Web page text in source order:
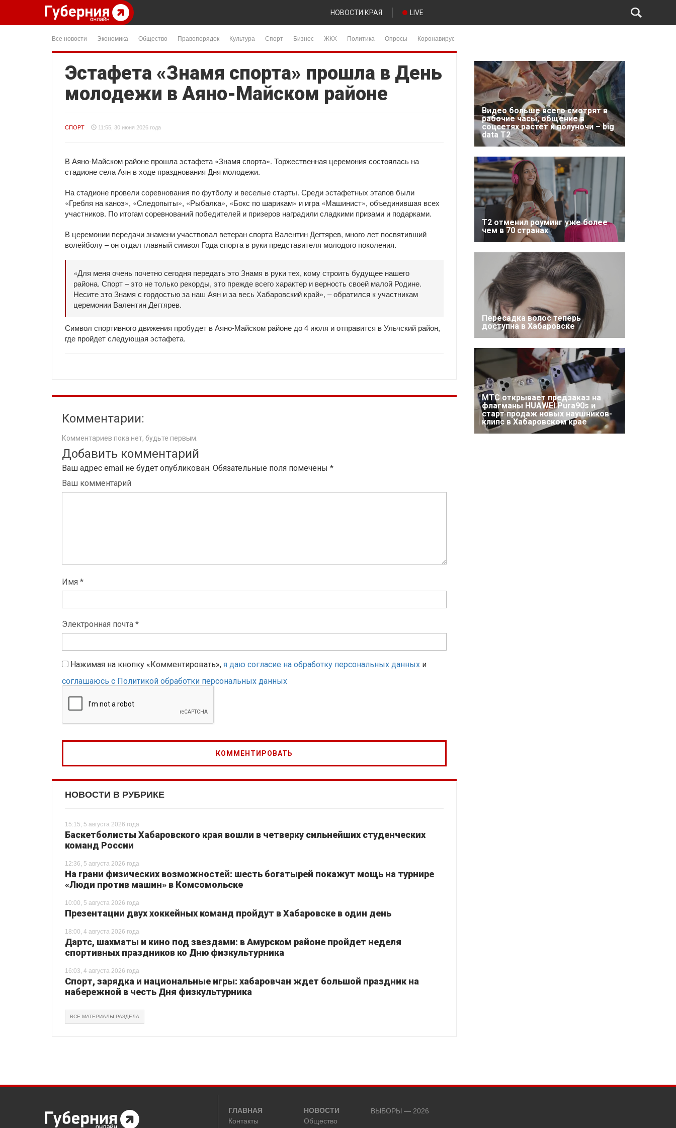
НОВОСТИ КРАЯ LIVE
Все новости Экономика Общество Правопорядок Культура Спорт Бизнес ЖКХ Политика Опросы Коронавирус
Эстафета «Знамя спорта» прошла в День
молодежи в Аяно-Майском районе
СПОРТ 11:55, 30 июня 2026 года
В Аяно-Майском районе прошла эстафета «Знамя спорта». Торжественная церемония состоялась на
стадионе села Аян в ходе празднования Дня молодежи.
На стадионе провели соревнования по футболу и веселые старты. Среди эстафетных этапов были
«Гребля на каноэ», «Следопыты», «Рыбалка», «Бокс по шарикам» и игра «Машинист», объединившая всех
участников. По итогам соревнований победителей и призеров наградили сладкими призами и подарками.
В церемонии передачи знамени участвовал ветеран спорта Валентин Дегтярев, много лет посвятивший
волейболу – он отдал главный символ Года спорта в руки представителя молодого поколения.
«Для меня очень почетно сегодня передать это Знамя в руки тех, кому строить будущее нашего
района. Спорт – это не только рекорды, это прежде всего характер и верность своей малой Родине.
Несите это Знамя с гордостью за наш Аян и за весь Хабаровский край», – обратился к участникам
церемонии Валентин Дегтярев.
Символ спортивного движения пробудет в Аяно-Майском районе до 4 июля и отправится в Ульчский район,
где пройдет следующая эстафета.
Комментарии:
Комментариев пока нет, будьте первым.
Добавить комментарий
Ваш адрес email не будет опубликован. Обязательные поля помечены *
Ваш комментарий
Имя *
Электронная почта *
Нажимая на кнопку «Комментировать», я даю согласие на обработку персональных данных и
соглашаюсь с Политикой обработки персональных данных
НОВОСТИ В РУБРИКЕ
15:15, 5 августа 2026 года
Баскетболисты Хабаровского края вошли в четверку сильнейших студенческих
команд России
12:36, 5 августа 2026 года
На грани физических возможностей: шесть богатырей покажут мощь на турнире
«Люди против машин» в Комсомольске
10:00, 5 августа 2026 года
Презентации двух хоккейных команд пройдут в Хабаровске в один день
18:00, 4 августа 2026 года
Дартс, шахматы и кино под звездами: в Амурском районе пройдет неделя
спортивных праздников ко Дню физкультурника
16:03, 4 августа 2026 года
Спорт, зарядка и национальные игры: хабаровчан ждет большой праздник на
набережной в честь Дня физкультурника
ВСЕ МАТЕРИАЛЫ РАЗДЕЛА
Видео больше всего смотрят в
рабочие часы, общение в
соцсетях растет к полуночи – big
data T2
Т2 отменил роуминг уже более
чем в 70 странах
Пересадка волос теперь
доступна в Хабаровске
МТС открывает предзаказ на
флагманы HUAWEI Pura90s и
старт продаж новых наушников-
клипс в Хабаровском крае
ГЛАВНАЯ
Контакты
НОВОСТИ
Общество
ВЫБОРЫ — 2026